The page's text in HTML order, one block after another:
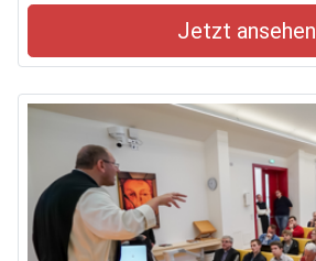
Jetzt ansehen